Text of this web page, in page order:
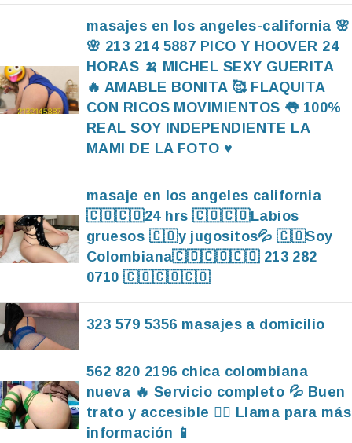
masajes en los angeles-california 🌸
🌸 213 214 5887 PICO Y HOOVER 24
HORAS 🍌 MICHEL SEXY GUERITA
🔥 AMABLE BONITA 🥰 FLAQUITA
CON RICOS MOVIMIENTOS 👅 100%
REAL SOY INDEPENDIENTE LA
MAMI DE LA FOTO ♥️
masaje en los angeles california
🇨🇴🇨🇴24 hrs 🇨🇴🇨🇴Labios
gruesos 🇨🇴y jugositos💦 🇨🇴Soy
Colombiana🇨🇴🇨🇴🇨🇴 213 282
0710 🇨🇴🇨🇴🇨🇴
323 579 5356 masajes a domicilio
562 820 2196 chica colombiana
nueva 🔥 Servicio completo 💦 Buen
trato y accesible ❤️‍🔥 Llama para más
información 📱